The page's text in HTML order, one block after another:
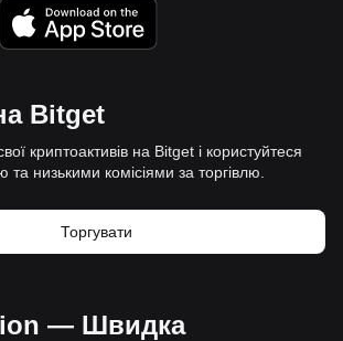
Bitget
криптоактивів на Bitget і користуйтеся
та низькими комісіями за торгівлю.
Торгувати
— Швидка